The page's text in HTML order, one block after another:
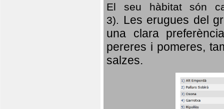
El seu hàbitat són
3). Les erugues del
una clara
pereres i pomeres,
salzes.